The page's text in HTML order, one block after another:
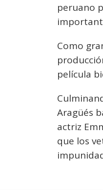
peruano
Como
película
Aragüés
actriz
que los